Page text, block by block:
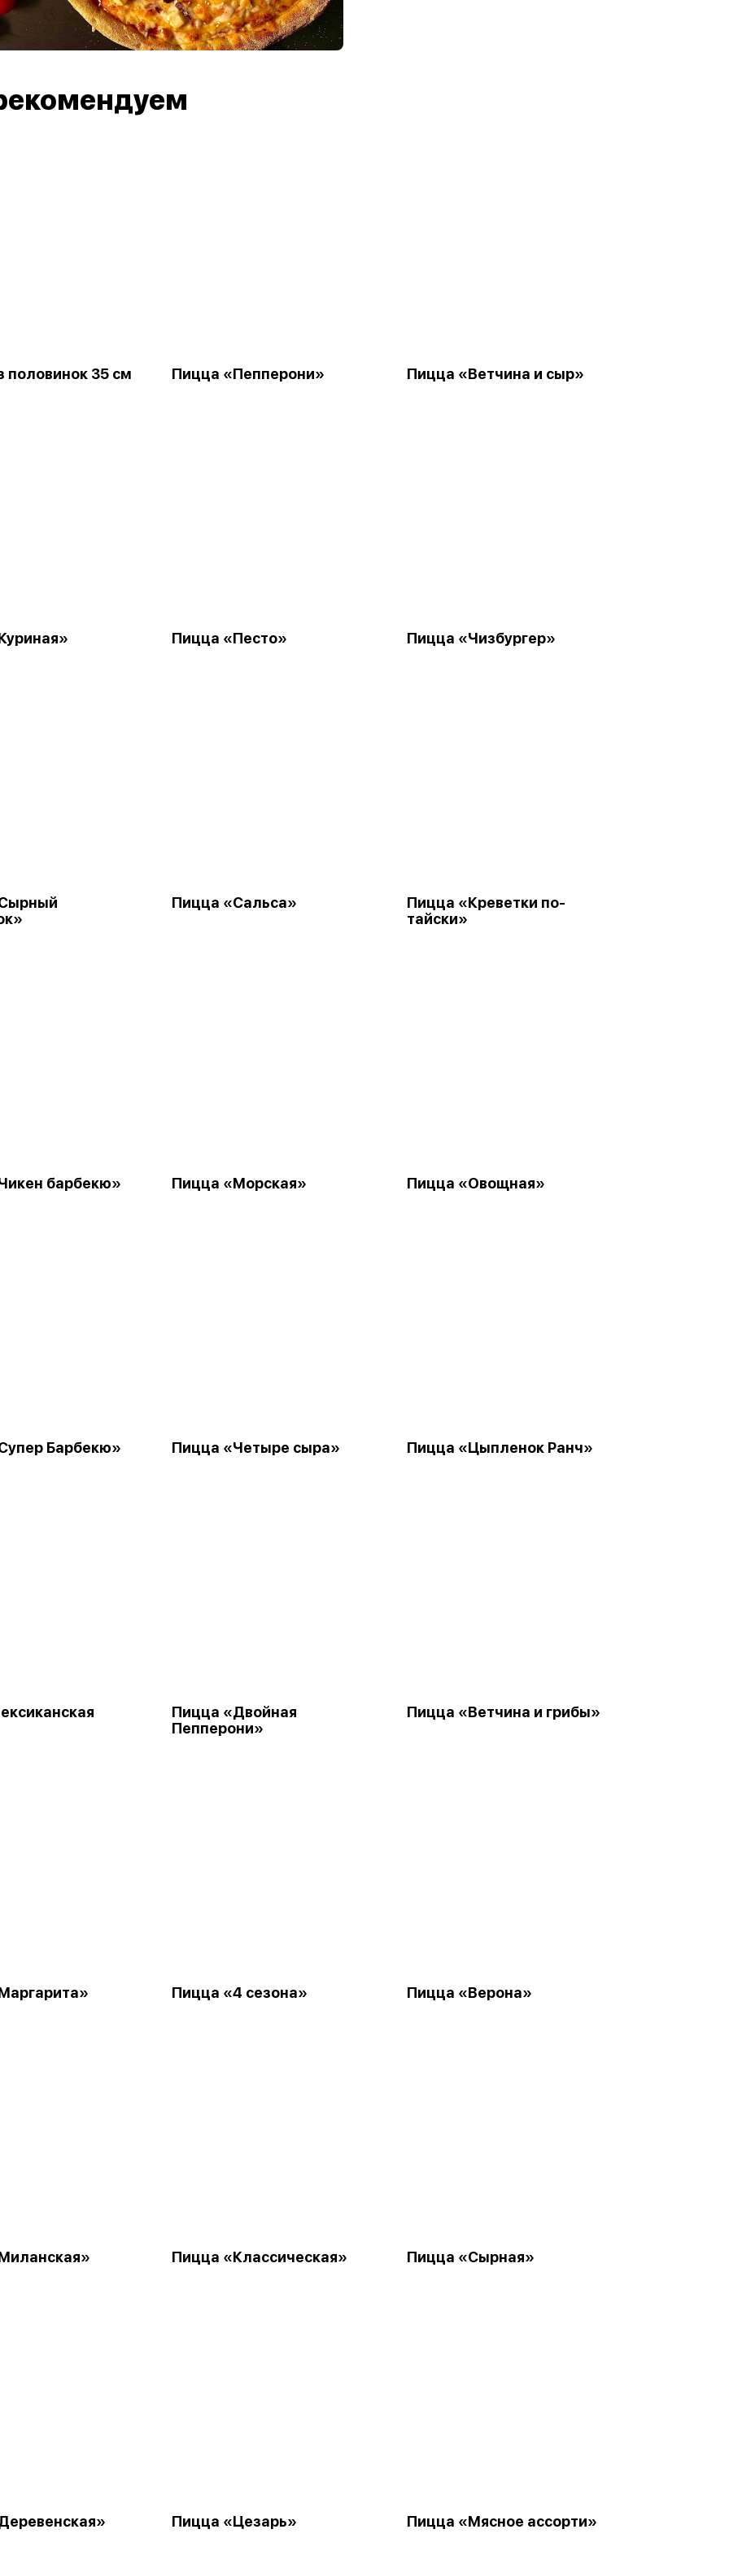
половинок 35 см Пицца «Пепперони» Пицца «Ветчина и сыр»
Пицца «Песто» Пицца «Чизбургер»
Пицца «Сальса»
Пицца «Креветки по-
тайски»
барбекю» Пицца «Морская» Пицца «Овощная»
Барбекю» Пицца «Четыре сыра» Пицца «Цыпленок Ранч»
Пицца «Двойная
Пепперони»
Пицца «Ветчина и грибы»
Пицца «4 сезона» Пицца «Верона»
Пицца «Классическая» Пицца «Сырная»
Пицца «Цезарь» Пицца «Мясное ассорти»